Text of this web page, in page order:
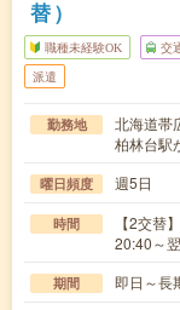
替）
職種未経験OK 交
派遣
勤務地
北海道帯
柏林台駅
曜日頻度 週5日
時間
【2交替
20:40～
期間 即日～長